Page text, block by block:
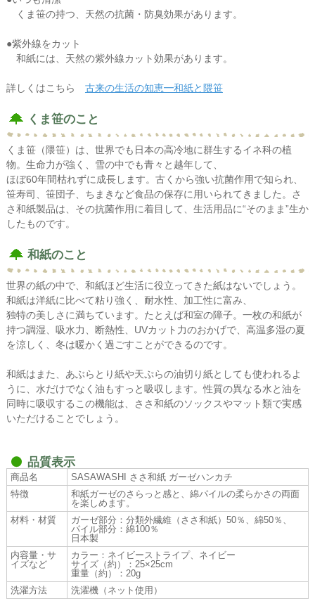
くま笹の持つ、天然の抗菌・防臭効果があります。
●紫外線をカット
和紙には、天然の紫外線カット効果があります。
詳しくはこちら 古来の生活の知恵━和紙と隈笹
くま笹のこと
くま笹（隈笹）は、世界でも日本の高冷地に群生するイネ科の植
物。生命力が強く、雪の中でも青々と越年して、
ほぼ60年間枯れずに成長します。古くから強い抗菌作用で知られ、
笹寿司、笹団子、ちまきなど食品の保存に用いられてきました。さ
さ和紙製品は、その抗菌作用に着目して、生活用品に“そのまま”生か
したものです。
和紙のこと
世界の紙の中で、和紙ほど生活に役立ってきた紙はないでしょう。
和紙は洋紙に比べて粘り強く、耐水性、加工性に富み、
独特の美しさに満ちています。たとえば和室の障子。一枚の和紙が
持つ調湿、吸水力、断熱性、UVカット力のおかげで、高温多湿の夏
を涼しく、冬は暖かく過ごすことができるのです。
和紙はまた、あぶらとり紙や天ぷらの油切り紙としても使われるよ
うに、水だけでなく油もすっと吸収します。性質の異なる水と油を
同時に吸収するこの機能は、ささ和紙のソックスやマット類で実感
いただけることでしょう。
品質表示
商品名
SASAWASHI ささ和紙 ガーゼハンカチ
特徴
和紙ガーゼのさらっと感と、綿パイルの柔らかさの両面
を楽しめます。
材料・材質
ガーゼ部分：分類外繊維（ささ和紙）50％、綿50％、
パイル部分：綿100％
日本製
内容量・サ
イズなど
カラー：ネイビーストライプ、ネイビー
サイズ（約）：25×25cm
重量（約）：20g
洗濯方法
洗濯機（ネット使用）